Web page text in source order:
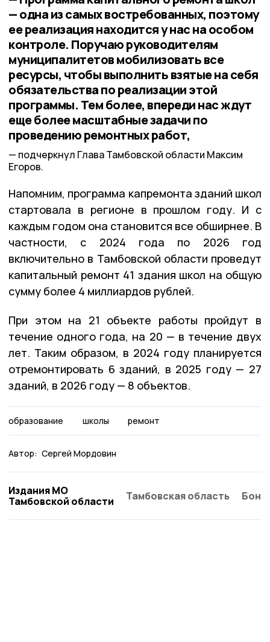
— одна из самых востребованных, поэтому
ее реализация находится у нас на особом
контроле. Поручаю руководителям
муниципалитетов мобилизовать все
ресурсы, чтобы выполнить взятые на себя
обязательства по реализации этой
программы. Тем более, впереди нас ждут
еще более масштабные задачи по
проведению ремонтных работ,
подчеркнул Глава Тамбовской области Максим
Егоров.
Напомним, программа капремонта зданий школ
стартовала в регионе в прошлом году. И с
каждым годом она становится все обширнее. В
частности, с 2024 года по 2026 год
включительно в Тамбовской области проведут
капитальный ремонт 41 здания школ на общую
сумму более 4 миллиардов рублей.
При этом на 21 объекте работы пройдут в
течение одного года, на 20 — в течение двух
лет. Таким образом, в 2024 году планируется
отремонтировать 6 зданий, в 2025 году — 27
зданий, в 2026 году — 8 объектов.
образование школы ремонт
Автор: Сергей Мордовин
Издания МО
Тамбовской области
Тамбовская область